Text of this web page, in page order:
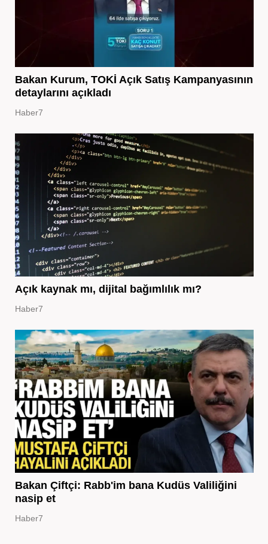
Bakan Kurum, TOKİ Açık Satış Kampanyasının
detaylarını açıkladı
Haber7
Açık kaynak mı, dijital bağımlılık mı?
Haber7
Bakan Çiftçi: Rabb'im bana Kudüs Valiliğini
nasip et
Haber7